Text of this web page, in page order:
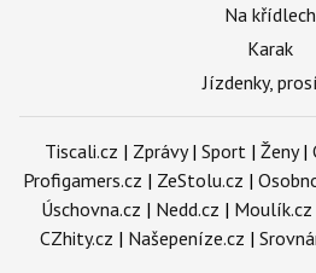
Na křídlech
Karak
Jízdenky,
Tiscali.cz | Zprávy| Sport | Ženy|
Profigamers.cz | ZeStolu.cz |
Úschovna.cz | Nedd.cz | Moulík.cz
CZhity.cz | Našepeníze.cz |